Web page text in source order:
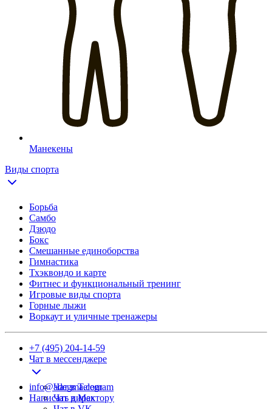
Манекены
Виды спорта
Борьба
Самбо
Дзюдо
Бокс
Смешанные единоборства
Гимнастика
Тхэквондо и карте
Фитнес и функциональный тренинг
Игровые виды спорта
Горные лыжи
Воркаут и уличные тренажеры
+7 (495) 204-14-59
Чат в мессенджере
Чат в Telegram
Чат в Max
info@adegma.com
Написать директору